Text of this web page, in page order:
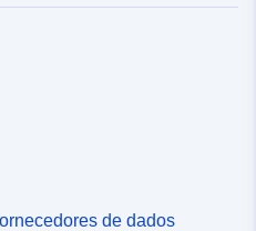
de dados